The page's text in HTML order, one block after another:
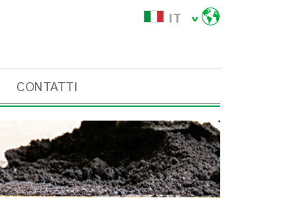
IT
CONTATTI